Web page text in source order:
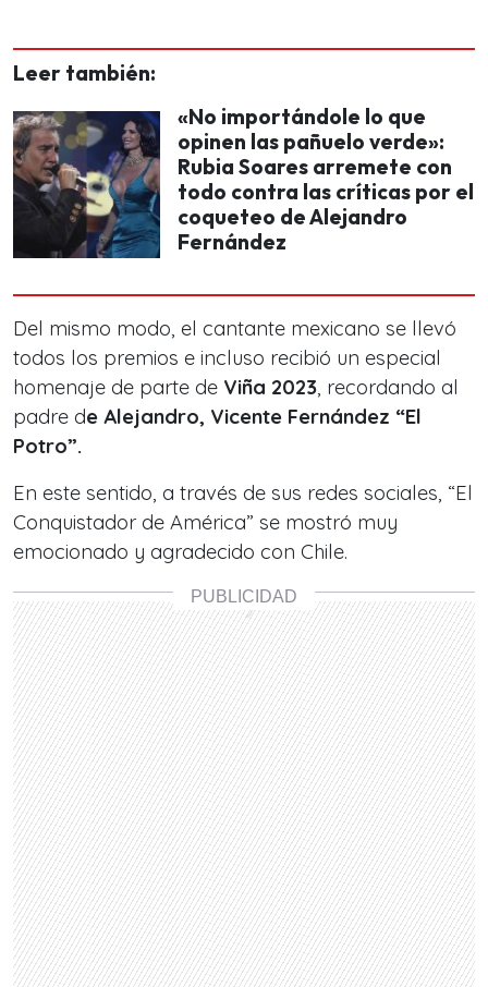
Leer también:
«No importándole lo que
opinen las pañuelo verde»:
Rubia Soares arremete con
todo contra las críticas por el
coqueteo de Alejandro
Fernández
Del mismo modo, el cantante mexicano se llevó
todos los premios e incluso recibió un especial
homenaje de parte de Viña 2023, recordando al
padre de Alejandro, Vicente Fernández “El
Potro”.
En este sentido, a través de sus redes sociales, “El
Conquistador de América” se mostró muy
emocionado y agradecido con Chile.